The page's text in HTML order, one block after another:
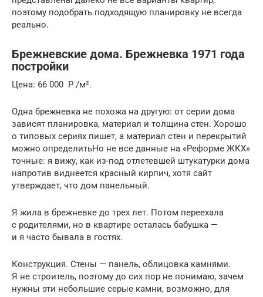
поэтому подобрать подходящую планировку не всегда
реально.
Брежневские дома. Брежневка 1971 года
постройки
Цена: 66 000 Р /м².
Одна брежневка не похожа на другую: от серии дома
зависят планировка, материал и толщина стен. Хорошо
о типовых сериях пишет, а материал стен и перекрытий
можно определитьНо не все данные на «Реформе ЖКХ»
точные: я вижу, как из-под отлетевшей штукатурки дома
напротив виднеется красный кирпич, хотя сайт
утверждает, что дом панельный.
Я жила в брежневке до трех лет. Потом переехала
с родителями, но в квартире осталась бабушка —
и я часто бывала в гостях.
Конструкция. Стены — панель, облицовка камнями.
Я не строитель, поэтому до сих пор не понимаю, зачем
нужны эти небольшие серые камни, возможно, для